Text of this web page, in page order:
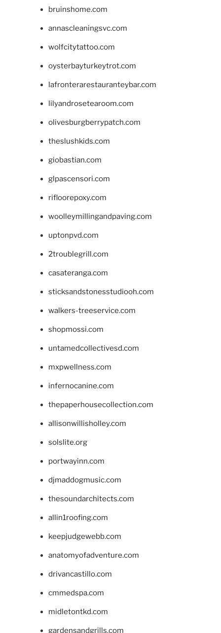
bruinshome.com
annascleaningsvc.com
wolfcitytattoo.com
oysterbayturkeytrot.com
lafronterarestauranteybar.com
lilyandrosetearoom.com
olivesburgberrypatch.com
theslushkids.com
giobastian.com
glpascensori.com
rifloorepoxy.com
woolleymillingandpaving.com
uptonpvd.com
2troublegrill.com
casateranga.com
sticksandstonesstudiooh.com
walkers-treeservice.com
shopmossi.com
untamedcollectivesd.com
mxpwellness.com
infernocanine.com
thepaperhousecollection.com
allisonwillisholley.com
solslite.org
portwayinn.com
djmaddogmusic.com
thesoundarchitects.com
allin1roofing.com
keepjudgewebb.com
anatomyofadventure.com
drivancastillo.com
cmmedspa.com
midletontkd.com
gardensandgrills.com